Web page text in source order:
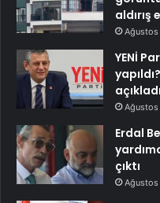
aldırış
YENİ
açıkladı
Erdal
çıktı